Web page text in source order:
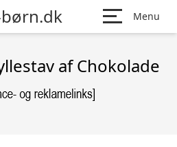
Menu
af Chokolade